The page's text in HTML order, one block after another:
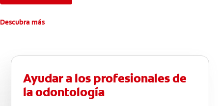
Descubra más
Ayudar a los profesionales de
la odontología